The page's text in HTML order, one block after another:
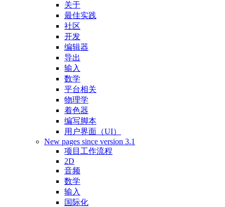
关于
最佳实践
社区
开发
编辑器
导出
输入
数学
平台相关
物理学
着色器
编写脚本
用户界面（UI）
New pages since version 3.1
项目工作流程
2D
音频
数学
输入
国际化